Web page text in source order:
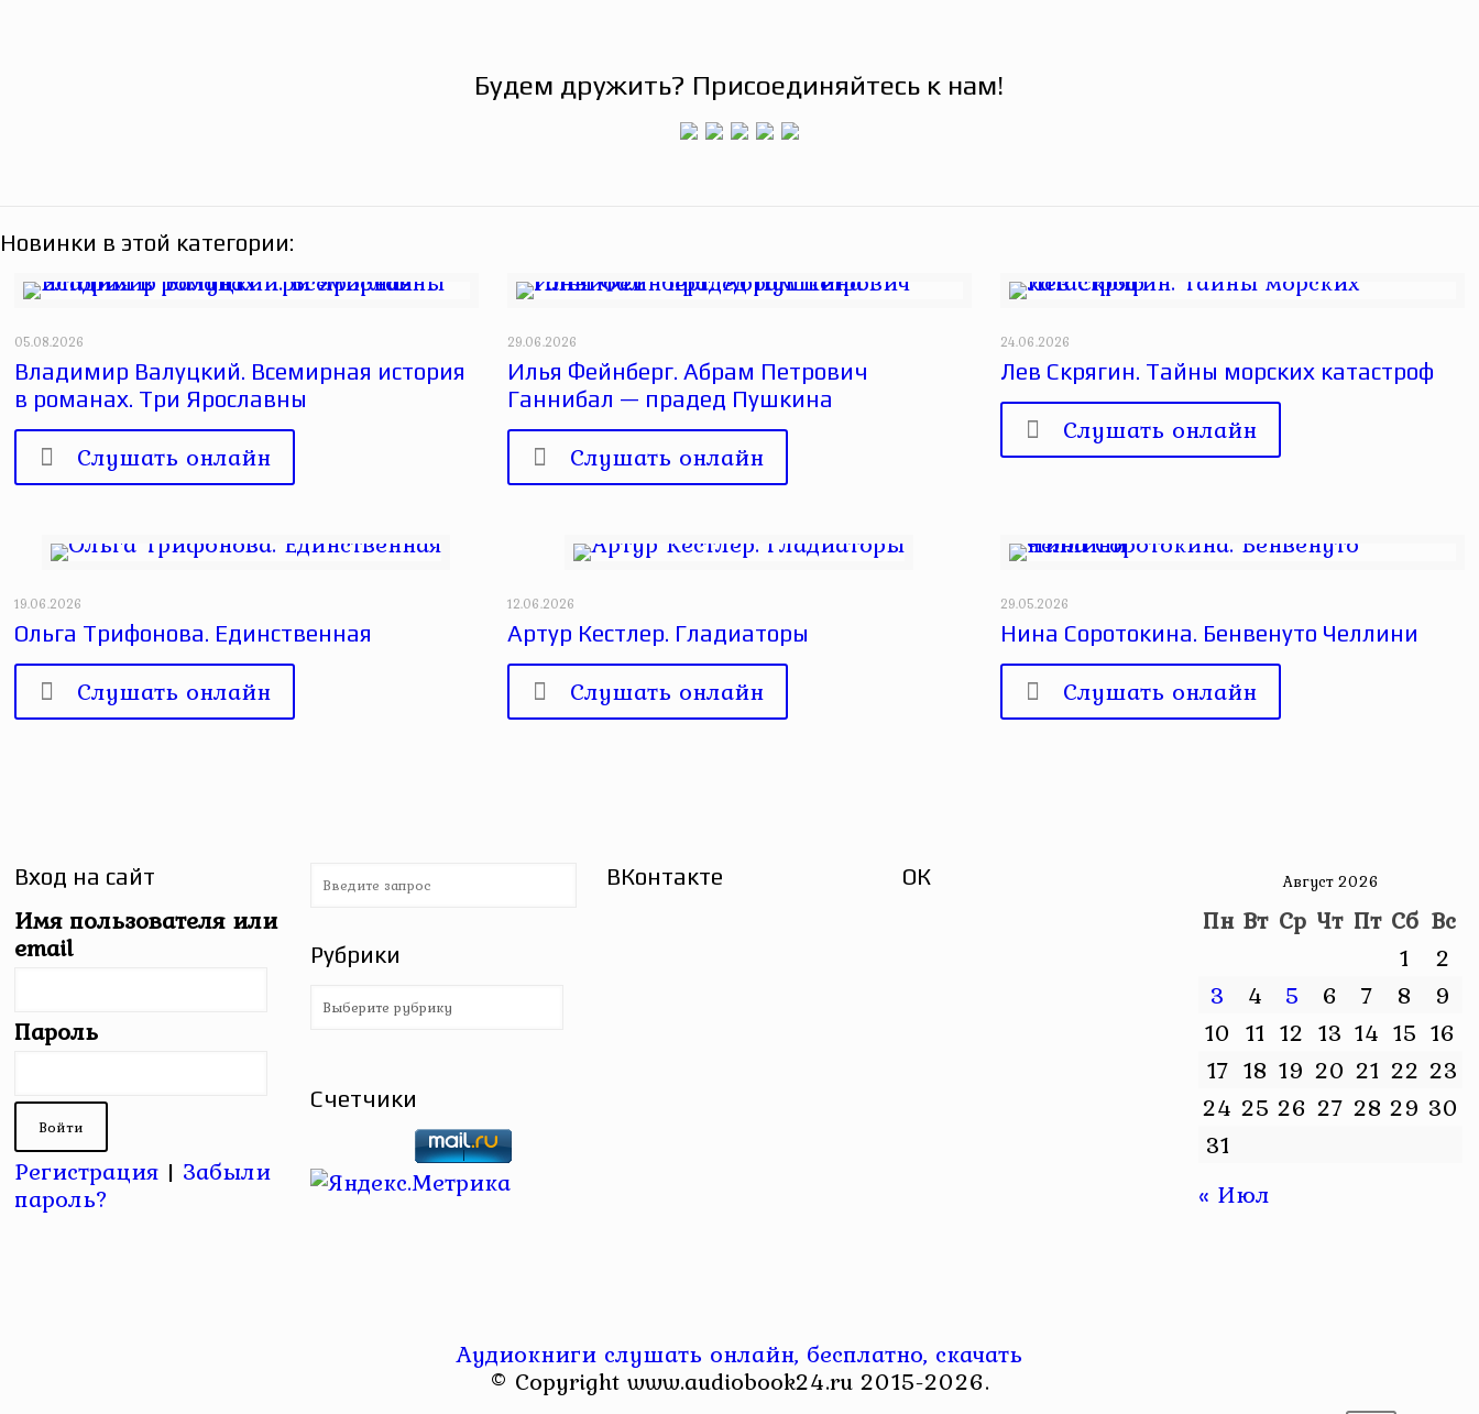
Будем дружить? Присоединяйтесь к нам!
Новинки в этой категории:
05.08.2026
Владимир Валуцкий. Всемирная история
в романах. Три Ярославны
Слушать онлайн
29.06.2026
Илья Фейнберг. Абрам Петрович
Ганнибал — прадед Пушкина
Слушать онлайн
24.06.2026
Лев Скрягин. Тайны морских катастроф
Слушать онлайн
19.06.2026
Ольга Трифонова. Единственная
Слушать онлайн
12.06.2026
Артур Кестлер. Гладиаторы
Слушать онлайн
29.05.2026
Нина Соротокина. Бенвенуто Челлини
Слушать онлайн
Вход на сайт
Имя пользователя или
email
Пароль
Регистрация | Забыли
пароль?
Рубрики
Рубрики
Счетчики
ВКонтакте ОК Август 2026
Пн Вт Ср Чт Пт Сб Вс
1
2
3
4 5 6 7 8
9
10 11 12 13 14 15 16
17 18 19 20 21 22 23
24 25 26 27 28 29 30
31
« Июл
Аудиокниги слушать онлайн, бесплатно, скачать
© Copyright www.audiobook24.ru 2015-2026.